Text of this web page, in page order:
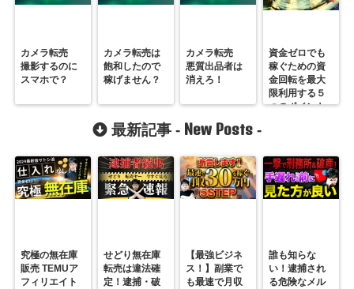
カメラ転売
撮影するのに
スマホで？
カメラ転売は
飽和したので
稼げません？
カメラ転売
悪質出品者は
消えろ！
資金ゼロでも
稼ぐための資
金回転を最大
限利用する５
つのポイント
最新記事 - New Posts -
究極の無在庫
販売 TEMUア
フィリエイト
せどり無在庫
転売は違法確
定！逮捕・破
【最強ビジネ
ス！】副業で
も最速で月収
誰も知らな
い！逮捕され
る危険なメル